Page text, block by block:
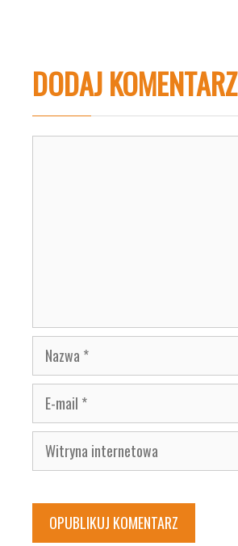
DODAJ KOMENTARZ
Nazwa
E-
mail
Witryna
internetowa